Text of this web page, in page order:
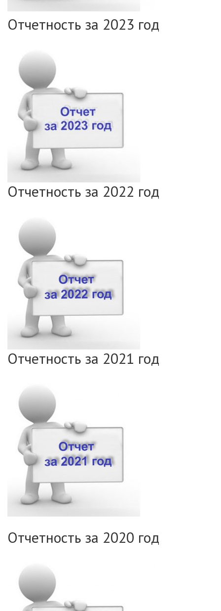
Отчетность за 2023 год
Отчетность за 2022 год
Отчетность за 2021 год
Отчетность за 2020 год